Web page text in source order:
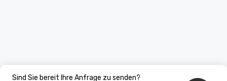
Sind Sie bereit Ihre Anfrage zu senden?